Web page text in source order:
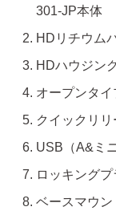
301-JP本体
HDリチウム
HDハウジン
オープンタ
クイックリ
USB（A&ミ
ロッキングプ
ベースマウン